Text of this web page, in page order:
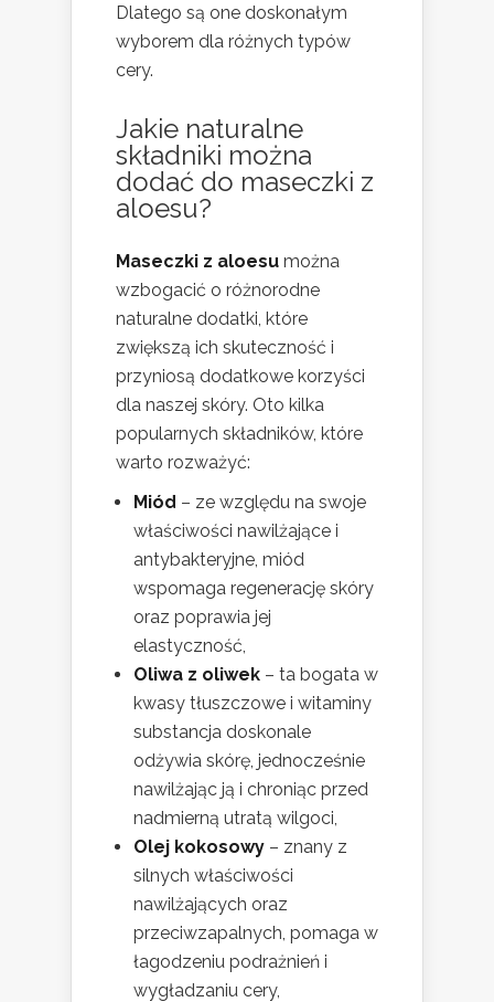
Dlatego są one doskonałym
wyborem dla różnych typów
cery.
Jakie naturalne
składniki można
dodać do maseczki z
aloesu?
Maseczki z aloesu można
wzbogacić o różnorodne
naturalne dodatki, które
zwiększą ich skuteczność i
przyniosą dodatkowe korzyści
dla naszej skóry. Oto kilka
popularnych składników, które
warto rozważyć:
Miód – ze względu na swoje
właściwości nawilżające i
antybakteryjne, miód
wspomaga regenerację skóry
oraz poprawia jej
elastyczność,
Oliwa z oliwek – ta bogata w
kwasy tłuszczowe i witaminy
substancja doskonale
odżywia skórę, jednocześnie
nawilżając ją i chroniąc przed
nadmierną utratą wilgoci,
Olej kokosowy – znany z
silnych właściwości
nawilżających oraz
przeciwzapalnych, pomaga w
łagodzeniu podrażnień i
wygładzaniu cery,